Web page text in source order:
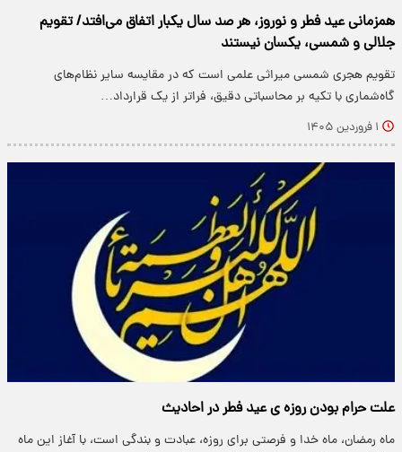
همزمانی عید فطر و نوروز، هر صد سال یکبار اتفاق می‌افتد/ تقویم
جلالی و شمسی، یکسان نیستند
تقویم هجری شمسی میراثی علمی است که در مقایسه سایر نظام‌های
گاه‌شماری با تکیه بر محاسباتی دقیق، فراتر از یک قرارداد…
۱ فروردین ۱۴۰۵
علت حرام بودن روزه ی عید فطر در احادیث
ماه رمضان، ماه خدا و فرصتی برای روزه، عبادت و بندگی است، با آغاز این ماه